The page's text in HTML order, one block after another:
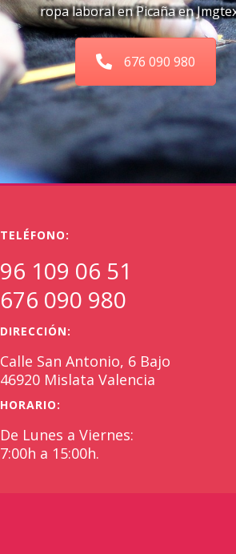
ropa laboral en Picaña en
676 090 980
TELÉFONO:
96 109 06 51
676 090 980
DIRECCIÓN:
Calle San Antonio, 6 Bajo
46920 Mislata Valencia
HORARIO:
De Lunes a Viernes:
7:00h a 15:00h.